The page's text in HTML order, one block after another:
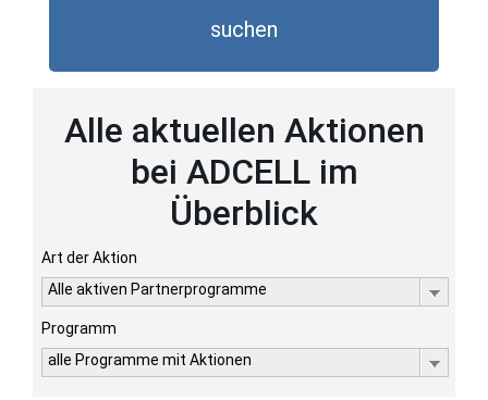
suchen
Alle aktuellen Aktionen
bei ADCELL im
Überblick
Art der Aktion
Alle aktiven Partnerprogramme
Programm
alle Programme mit Aktionen